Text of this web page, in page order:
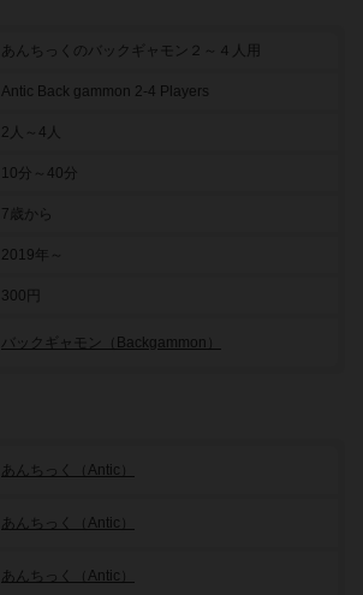
あんちっくのバックギャモン２～４人用
Antic Back gammon 2-4 Players
2人～4人
10分～40分
7歳から
2019年～
300円
バックギャモン（Backgammon）
あんちっく（Antic）
あんちっく（Antic）
あんちっく（Antic）